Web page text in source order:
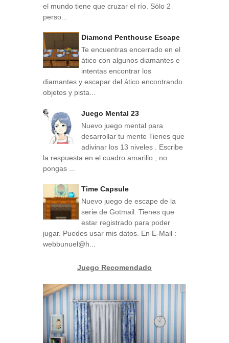
el mundo tiene que cruzar el río. Sólo 2
perso...
Diamond Penthouse Escape
Te encuentras encerrado en el
ático con algunos diamantes e
intentas encontrar los
diamantes y escapar del ático encontrando
objetos y pista...
Juego Mental 23
Nuevo juego mental para
desarrollar tu mente Tienes que
adivinar los 13 niveles . Escribe
la respuesta en el cuadro amarillo , no
pongas ...
Time Capsule
Nuevo juego de escape de la
serie de Gotmail. Tienes que
estar registrado para poder
jugar. Puedes usar mis datos. En E-Mail :
webbunuel@h...
Juego Recomendado